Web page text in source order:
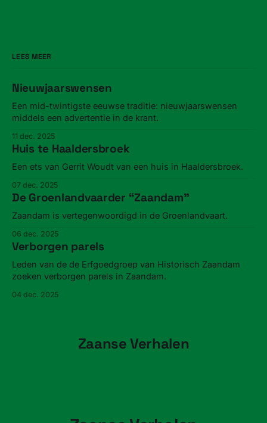
LEES MEER
Nieuwjaarswensen
Een mid-twintigste eeuwse traditie: nieuwjaarswensen
middels een advertentie in de krant.
11 dec. 2025
Huis te Haaldersbroek
Een ets van Gerrit Woudt van een huis in Haaldersbroek.
07 dec. 2025
De Groenlandvaarder “Zaandam”
Zaandam is vertegenwoordigd in de Groenlandvaart.
06 dec. 2025
Verborgen parels
Leden van de de Erfgoedgroep van Historisch Zaandam
zoeken verborgen parels in Zaandam.
04 dec. 2025
Zaanse Verhalen